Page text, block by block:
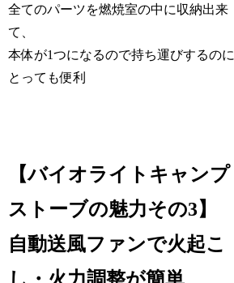
全てのパーツを燃焼室の中に収納出来
て、
本体が1つになるので持ち運びするのに
とっても便利
【バイオライトキャンプ
ストーブの魅力その3】
自動送風ファンで火起こ
し・火力調整が簡単